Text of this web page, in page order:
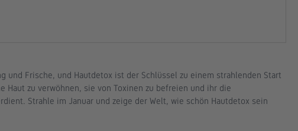
und Frische, und Hautdetox ist der Schlüssel zu einem strahlenden Start
Haut zu verwöhnen, sie von Toxinen zu befreien und ihr die
Strahle im Januar und zeige der Welt, wie schön Hautdetox sein